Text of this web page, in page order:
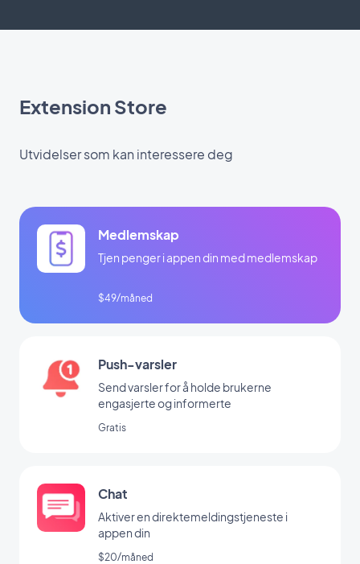
Extension Store
Utvidelser som kan interessere deg
Medlemskap
Tjen penger i appen din med medlemskap
$49/måned
Push-varsler
Send varsler for å holde brukerne
engasjerte og informerte
Gratis
Chat
Aktiver en direktemeldingstjeneste i
appen din
$20/måned